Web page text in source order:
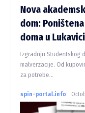
Nova
dom:
doma u Lukavici
Izgradnju Studentskog
malverzacije. Od
za potrebe...
spin-portal.info -